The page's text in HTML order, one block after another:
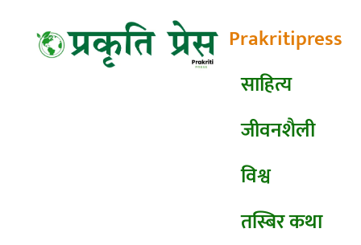
Prakritipress
साहित्य
जीवनशैली
विश्व
तस्बिर कथा